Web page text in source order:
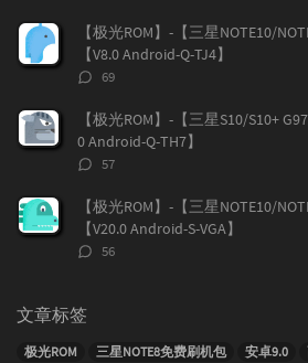
数：
【极光ROM】-【三星NOTE10/
【V8.0 Android-Q-TJ4】
评
数：
69
【极光ROM】-【三星S10/S10+
0 Android-Q-TH7】
评
数：
57
【极光ROM】-【三星NOTE10/
【V20.0 Android-S-VGA】
评
56
文章标签
极光ROM 三星NOTE8免费刷机包 安卓9.0